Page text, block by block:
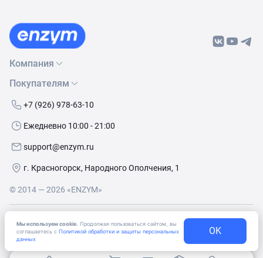
Мы используем cookie. Продолжая пользоваться сайтом, вы
соглашаетесь с Политикой обработки и защиты персональных
данных
OK
Компания
О нас
Бренды
Контакты
Покупателям
Как сделать заказ
Условия доставки
+7 (926) 978-63-10
Ежедневно 10:00 - 21:00
support@enzym.ru
г. Красногорск, Народного Ополчения, 1
© 2014 — 2026 «ENZYM»
Согласие
на получение рекламно-информационных
материалов